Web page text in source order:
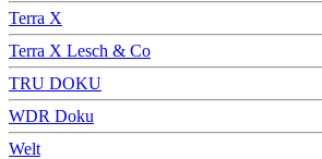
Terra X
Terra X Lesch & Co
TRU DOKU
WDR Doku
Welt